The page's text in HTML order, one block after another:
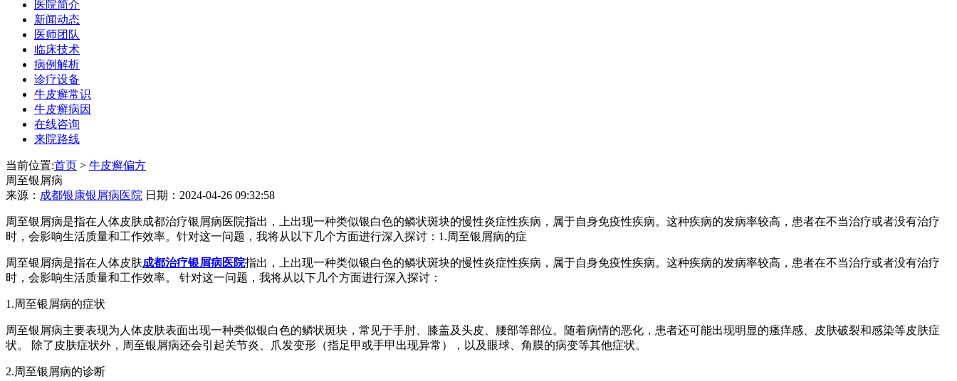
医院简介
新闻动态
医师团队
临床技术
病例解析
诊疗设备
牛皮癣常识
牛皮癣病因
在线咨询
来院路线
当前位置:首页 > 牛皮癣偏方
周至银屑病
来源： 成都银康银屑病医院 日期：2024-04-26 09:32:58
周至银屑病是指在人体皮肤成都治疗银屑病医院指出，上出现一种类似银白色的鳞状斑块的慢性炎症性疾病，属于自身免疫性疾病。这种疾病的发病率较高，患者在不当治疗或者没有治疗
时，会影响生活质量和工作效率。针对这一问题，我将从以下几个方面进行深入探讨：1.周至银屑病的症
周至银屑病是指在人体皮肤成都治疗银屑病医院指出，上出现一种类似银白色的鳞状斑块的慢性炎症性疾病，属于自身免疫性疾病。这种疾病的发病率较高，患者在不当治疗或者没有治疗
时，会影响生活质量和工作效率。 针对这一问题，我将从以下几个方面进行深入探讨：
1.周至银屑病的症状
周至银屑病主要表现为人体皮肤表面出现一种类似银白色的鳞状斑块，常见于手肘、膝盖及头皮、腰部等部位。随着病情的恶化，患者还可能出现明显的瘙痒感、皮肤破裂和感染等皮肤症
状。 除了皮肤症状外，周至银屑病还会引起关节炎、爪发变形（指足甲或手甲出现异常），以及眼球、角膜的病变等其他症状。
2.周至银屑病的诊断